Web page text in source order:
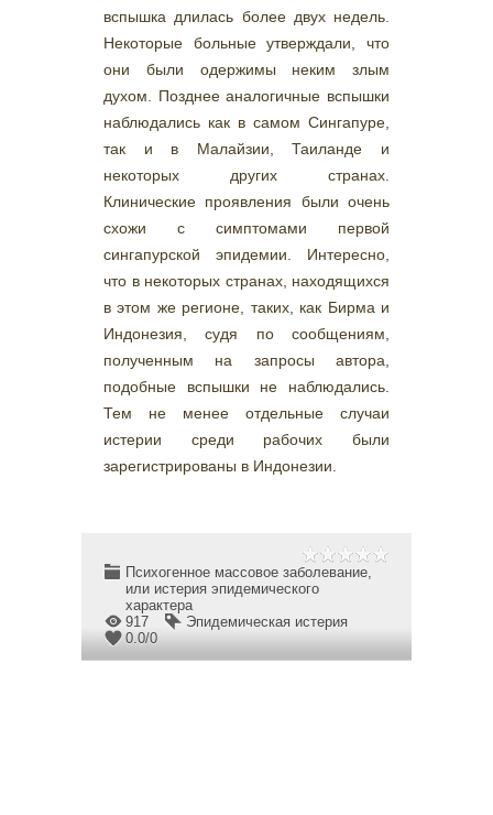
вспышка длилась более двух недель.
Некоторые больные утверждали, что
они были одержимы неким злым
духом. Позднее аналогичные вспышки
наблюдались как в самом Сингапуре,
так и в Малайзии, Таиланде и
некоторых других странах.
Клинические проявления были очень
схожи с симптомами первой
сингапурской эпидемии. Интересно,
что в некоторых странах, находящихся
в этом же регионе, таких, как Бирма и
Индонезия, судя по сообщениям,
полученным на запросы автора,
подобные вспышки не наблюдались.
Тем не менее отдельные случаи
истерии среди рабочих были
зарегистрированы в Индонезии.
Психогенное массовое заболевание,
или истерия эпидемического
характера
917
Эпидемическая истерия
0.0/0